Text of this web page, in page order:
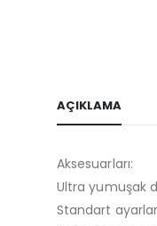
AÇIKLAMA
Aksesuarları:
Ultra yumuşak
Standart